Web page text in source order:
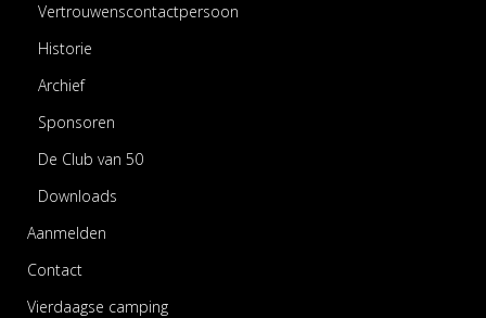
Vertrouwenscontactpersoon
Historie
Archief
Sponsoren
De Club van 50
Downloads
Aanmelden
Contact
Vierdaagse camping